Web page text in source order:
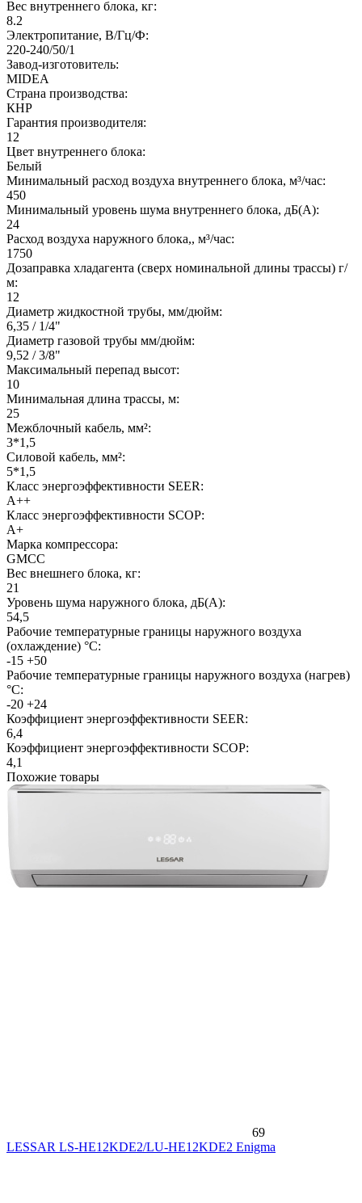
Вес внутреннего блока, кг:
8.2
Электропитание, В/Гц/Ф:
220-240/50/1
Завод-изготовитель:
MIDEA
Страна производства:
КНР
Гарантия производителя:
12
Цвет внутреннего блока:
Белый
Минимальный расход воздуха внутреннего блока, м³/час:
450
Минимальный уровень шума внутреннего блока, дБ(А):
24
Расход воздуха наружного блока,, м³/час:
1750
Дозаправка хладагента (сверх номинальной длины трассы) г/
м:
12
Диаметр жидкостной трубы, мм/дюйм:
6,35 / 1/4"
Диаметр газовой трубы мм/дюйм:
9,52 / 3/8"
Максимальный перепад высот:
10
Минимальная длина трассы, м:
25
Межблочный кабель, мм²:
3*1,5
Силовой кабель, мм²:
5*1,5
Класс энергоэффективности SEER:
A++
Класс энергоэффективности SCOP:
A+
Марка компрессора:
GMCC
Вес внешнего блока, кг:
21
Уровень шума наружного блока, дБ(А):
54,5
Рабочие температурные границы наружного воздуха
(охлаждение) °C:
-15 +50
Рабочие температурные границы наружного воздуха (нагрев)
°C:
-20 +24
Коэффициент энергоэффективности SEER:
6,4
Коэффициент энергоэффективности SCOP:
4,1
Похожие товары
69
LESSAR LS-HE12KDE2/LU-HE12KDE2 Enigma